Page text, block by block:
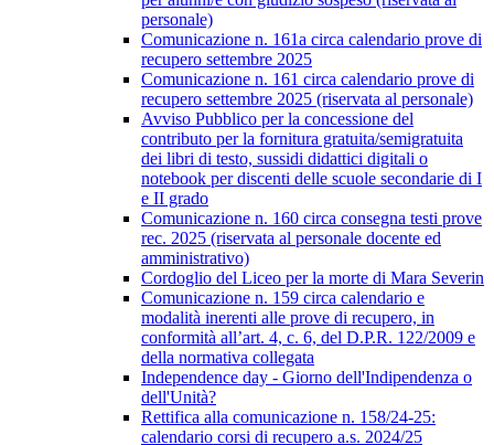
personale)
Comunicazione n. 161a circa calendario prove di
recupero settembre 2025
Comunicazione n. 161 circa calendario prove di
recupero settembre 2025 (riservata al personale)
Avviso Pubblico per la concessione del
contributo per la fornitura gratuita/semigratuita
dei libri di testo, sussidi didattici digitali o
notebook per discenti delle scuole secondarie di I
e II grado
Comunicazione n. 160 circa consegna testi prove
rec. 2025 (riservata al personale docente ed
amministrativo)
Cordoglio del Liceo per la morte di Mara Severin
Comunicazione n. 159 circa calendario e
modalità inerenti alle prove di recupero, in
conformità all’art. 4, c. 6, del D.P.R. 122/2009 e
della normativa collegata
Independence day - Giorno dell'Indipendenza o
dell'Unità?
Rettifica alla comunicazione n. 158/24-25:
calendario corsi di recupero a.s. 2024/25